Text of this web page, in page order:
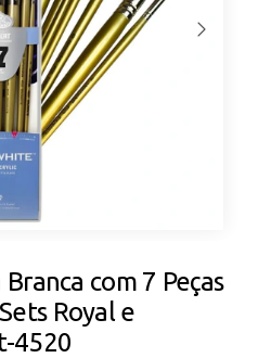
com 7 Peças
Royal e
4520